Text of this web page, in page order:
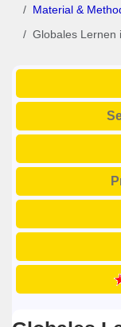
Material &
Globales Lernen